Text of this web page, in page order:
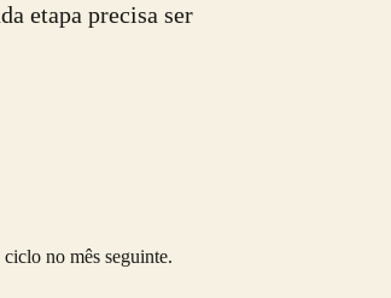
etapa precisa ser
no mês seguinte.